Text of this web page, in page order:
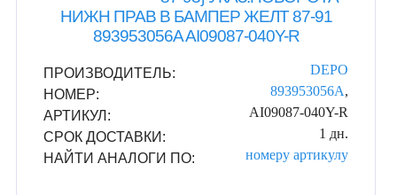
НИЖН ПРАВ В БАМПЕР ЖЕЛТ 87-91
893953056A AI09087-040Y-R
ПРОИЗВОДИТЕЛЬ:
DEPO
НОМЕР:
893953056A,
АРТИКУЛ:
AI09087-040Y-R
СРОК ДОСТАВКИ:
1 дн.
НАЙТИ АНАЛОГИ ПО:
номеру артикулу